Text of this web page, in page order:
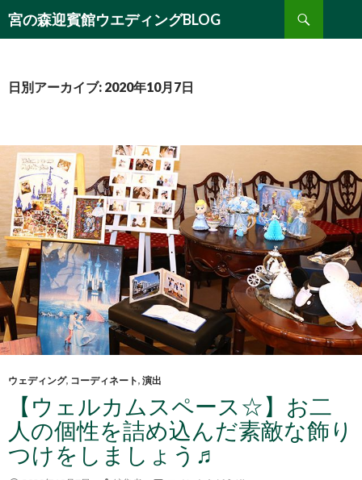
宮の森迎賓館ウエディングBLOG
検
索
ン
動
日別アーカイブ: 2020年10月7日
ウェディング, コーディネート, 演出
【ウェルカムスペース☆】お二
人の個性を詰め込んだ素敵な飾り
つけをしましょう♬